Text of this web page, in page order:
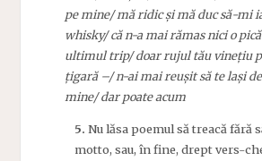
pe mine/ mă ridic și mă duc să-mi
whisky/ că n-a mai rămas nici o
ultimul trip/ doar rujul tău vinețiu
țigară –/ n-ai mai reușit să te lași
mine/ dar poate acum
5. Nu lăsa poemul să treacă fără
motto, sau, în fine, drept vers-